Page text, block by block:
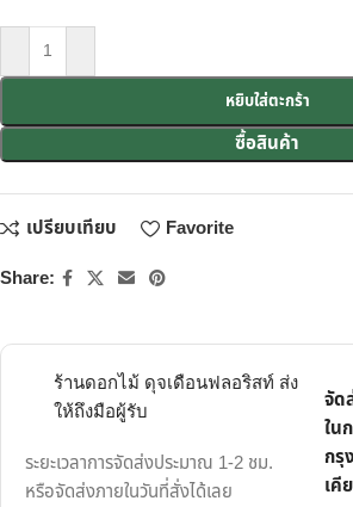
หยิบใส่ตะกร้า
ซื้อสินค้า
เปรียบเทียบ
Favorite
Share:
ร้านดอกไม้ ดุจเดือนฟลอริสท์ ส่ง
ให้ถึงมือผู้รับ
ระยะเวลาการจัดส่งประมาณ 1-2 ชม.
หรือจัดส่งภายในวันที่สั่งได้เลย
จัด
ใน
กรุ
เคี